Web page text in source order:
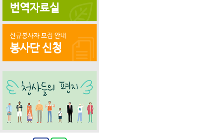
번역자료실
신규봉사자 모집 안내
봉사단 신청